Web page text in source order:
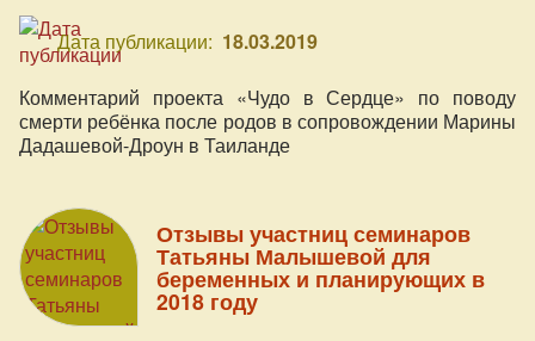
Дата публикации: 18.03.2019
Комментарий проекта «Чудо в Сердце» по поводу
смерти ребёнка после родов в сопровождении Марины
Дадашевой-Дроун в Таиланде
Отзывы участниц семинаров
Татьяны Малышевой для
беременных и планирующих в
2018 году